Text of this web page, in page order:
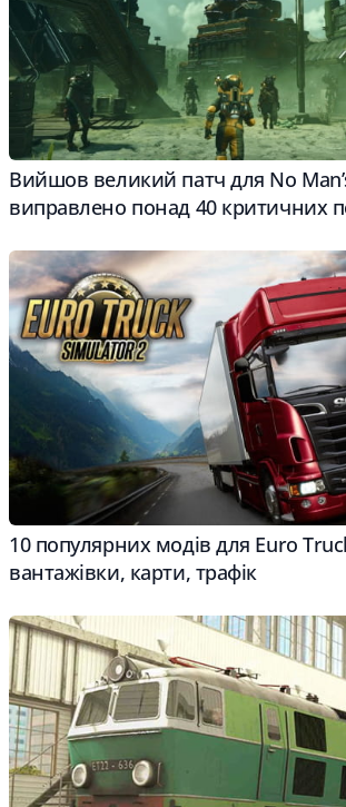
Вийшов великий патч для No
виправлено понад 40 критичних
10 популярних модів для Euro
вантажівки, карти, трафік